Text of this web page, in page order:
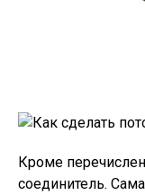
Кроме
соединитель.